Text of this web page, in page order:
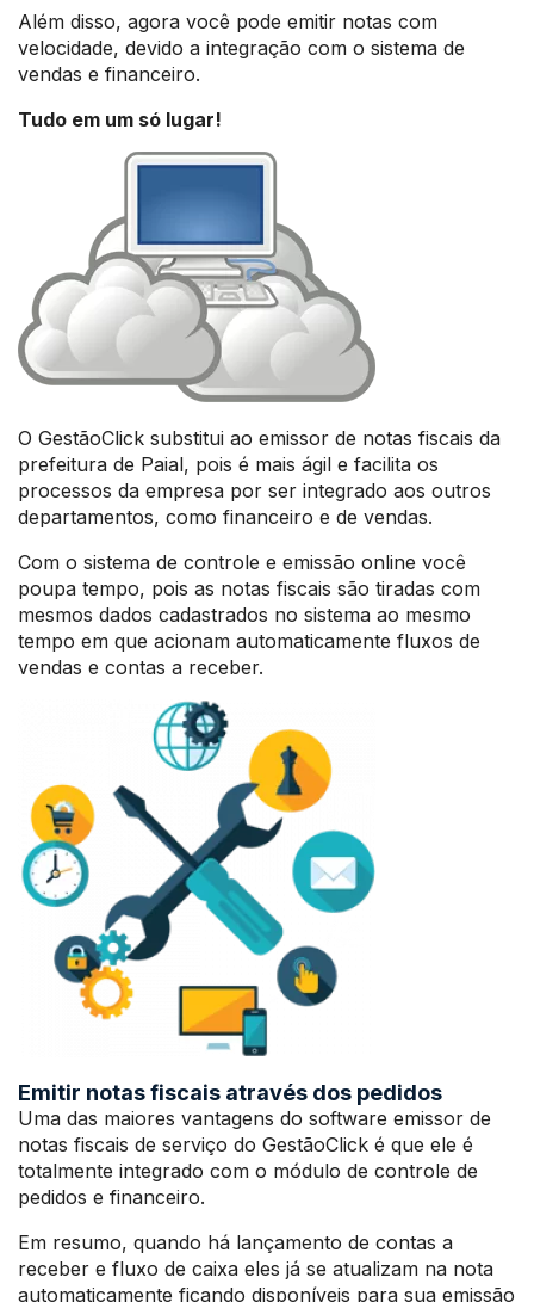
Além disso, agora você pode emitir notas com
velocidade, devido a integração com o sistema de
vendas e financeiro.
Tudo em um só lugar!
O GestãoClick substitui ao emissor de notas fiscais da
prefeitura de Paial, pois é mais ágil e facilita os
processos da empresa por ser integrado aos outros
departamentos, como financeiro e de vendas.
Com o sistema de controle e emissão online você
poupa tempo, pois as notas fiscais são tiradas com
mesmos dados cadastrados no sistema ao mesmo
tempo em que acionam automaticamente fluxos de
vendas e contas a receber.
Emitir notas fiscais através dos pedidos
Uma das maiores vantagens do software emissor de
notas fiscais de serviço do GestãoClick é que ele é
totalmente integrado com o módulo de controle de
pedidos e financeiro.
Em resumo, quando há lançamento de contas a
receber e fluxo de caixa eles já se atualizam na nota
automaticamente ficando disponíveis para sua emissão